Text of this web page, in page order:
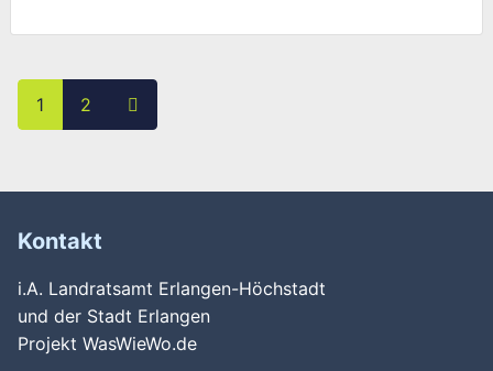
Posts navigation
1 2 Ältere Beiträge
Kontakt
i.A. Landratsamt Erlangen-Höchstadt
und der Stadt Erlangen
Projekt WasWieWo.de